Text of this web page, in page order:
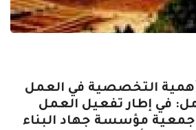
التخصصية في العمل
في إطار تفعيل العمل
جمعية مؤسسة جهاد البناء